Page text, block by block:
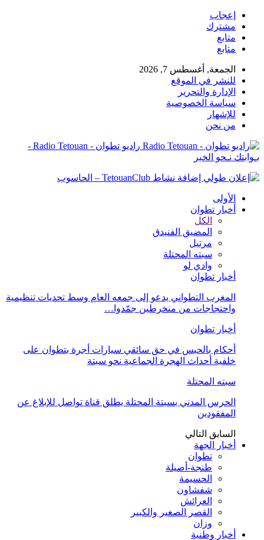
إعجاب
مشترك
متابع
متابع
الجمعة, أغسطس 7, 2026
للنشر في الموقع
الإدارة والتحرير
سياسة الخصوصية
للإشهار
من نحن
راديو تطوان - Radio Tetouan -
بـوابتك نـحو الخبر
الأولى
أخبار تطوان
الكل
المضيق الفنيدق
مرتيل
سبته المحتلة
وادي لو
أخبار تطوان
المغرب التطواني يدعو إلى جمعه العام وسط تحديات تنظيمية
واحتجاجات من منخرطين جمّدوا…
أخبار تطوان
أحكام بالحبس في حق سائقي سيارات أجرة بتطوان على
خلفية أحداث الهجرة الجماعية نحو سبتة
سبته المحتلة
الحرس المدني بسبتة المحتلة يطلق قناة تواصل للإبلاغ عن
المفقودين
السابق التالي
أخبار الجهة
تطوان
طنجة-أصيلة
الحسيمة
شفشاون
العرائش
القصر الصغير والكبير
وزان
أخبار وطنية